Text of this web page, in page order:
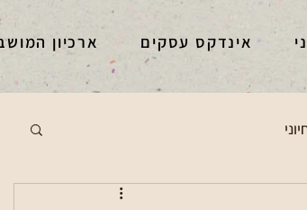
אינדקס עסקים ארכיון